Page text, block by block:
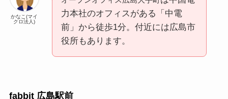
かなこ(マイ
クロ法人)
力本社のオフィスがある「中電
前」から徒歩1分。付近には広島市
役所もあります。
fabbit 広島駅前